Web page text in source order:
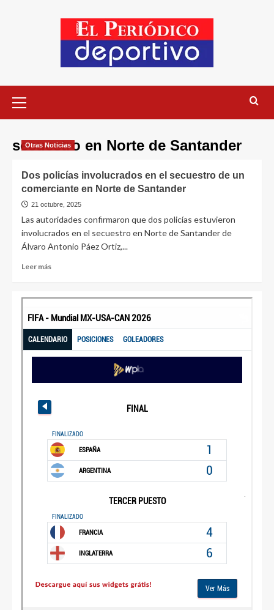
secuestro en Norte de Santander
Otras Noticias
Dos policías involucrados en el secuestro de un
comerciante en Norte de Santander
21 octubre, 2025
Las autoridades confirmaron que dos policías estuvieron
involucrados en el secuestro en Norte de Santander de
Álvaro Antonio Páez Ortiz,...
Leer más